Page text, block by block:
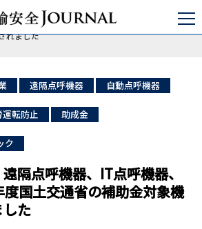
本の運輸安全
バス/タクシー/トラック
器、IT点呼機器、3機種が令和6年度国土交通省
れました
遠隔点呼機器 自動点呼機器
運転防止 助成金
ク
隔点呼機器、IT点呼機器、
国土交通省の補助金対象機
た